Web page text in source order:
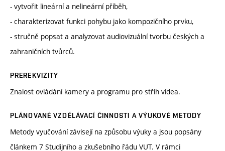
- vytvořit lineární a nelineární příběh,
- charakterizovat funkci pohybu jako kompozičního prvku,
- stručně popsat a analyzovat audiovizuální tvorbu českých a
zahraničních tvůrců.
PREREKVIZITY
Znalost ovládání kamery a programu pro střih videa.
PLÁNOVANÉ VZDĚLÁVACÍ ČINNOSTI A VÝUKOVÉ METODY
Metody vyučování závisejí na způsobu výuky a jsou popsány
článkem 7 Studijního a zkušebního řádu VUT. V rámci